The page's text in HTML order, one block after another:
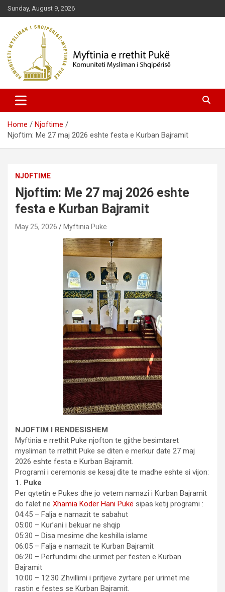
Skip
to
content
Sunday, August 9, 2026
Myftinia Pukë | Faqja Zyrtare
Home
Njoftime
Njoftim: Me 27 maj 2026 eshte festa e Kurban Bajramit
NJOFTIME
Njoftim: Me 27 maj 2026 eshte
festa e Kurban Bajramit
May 25, 2026 Myftinia Puke
NJOFTIM I RENDESISHEM
Myftinia e rrethit Puke njofton te gjithe besimtaret
mysliman te rrethit Puke se diten e merkur date 27 maj
2026 eshte festa e Kurban Bajramit.
Programi i ceremonis se kesaj dite te madhe eshte si vijon:
1. Puke
Per qytetin e Pukes dhe jo vetem namazi i Kurban Bajramit
do falet ne Xhamia Kodër Hani Pukë sipas ketij programi :
04:45 – Falja e namazit te sabahut
05:00 – Kur’ani i bekuar ne shqip
05:30 – Disa mesime dhe keshilla islame
06:05 – Falja e namazit te Kurban Bajramit
06:20 – Perfundimi dhe urimet per festen e Kurban
Bajramit
10:00 – 12:30 Zhvillimi i pritjeve zyrtare per urimet me
rastin e festes se Kurban Bajramit.